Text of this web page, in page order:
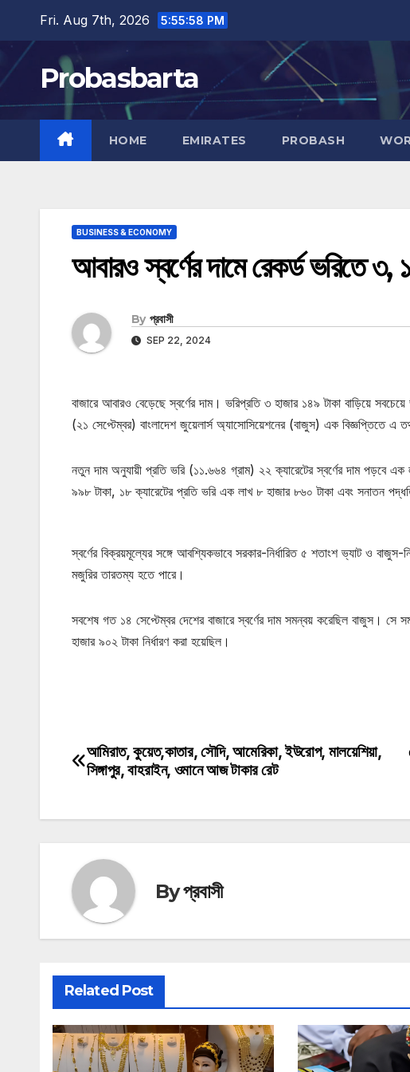
content
Fri. Aug 7th, 2026 5:55:59 PM
Probasbarta
HOME EMIRATES PROBASH
BUSINESS & ECONOMY
আবারও স্বর্ণের দামে রেকর্ড ভরিতে ‌৩,
By প্রবাসী
SEP 22, 2024
বাজারে আবারও বেড়েছে স্বর্ণের দাম। ভরিপ্রতি ৩ হাজার ১৪৯ টাকা বাড়িয়ে
(২১ সেপ্টেম্বর) বাংলাদেশ জুয়েলার্স অ্যাসোসিয়েশনের (বাজুস) এক বিজ্ঞপ্তিতে এ
নতুন দাম অনুযায়ী প্রতি ভরি (১১.৬৬৪ গ্রাম) ২২ ক্যারেটের স্বর্ণের দাম পড়বে
৯৯৮ টাকা, ১৮ ক্যারেটের প্রতি ভরি এক লাখ ৮ হাজার ৮৬০ টাকা এবং সনাতন
স্বর্ণের বিক্রয়মূল্যের সঙ্গে আবশ্যিকভাবে সরকার-নির্ধারিত ৫ শতাংশ ভ্যাট ও
মজুরির তারতম্য হতে পারে।
সবশেষ গত ১৪ সেপ্টেম্বর দেশের বাজারে স্বর্ণের দাম সমন্বয় করেছিল বাজুস। সে
হাজার ৯০২ টাকা নির্ধারণ করা হয়েছিল।
Post
আমিরাত, কুয়েত,কাতার, সৌদি, আমেরিকা, ইউরোপ, মালয়েশিয়া,
সিঙ্গাপুর, বাহরাইন, ওমানে আজ টাকার রেট
Byপ্রবাসী
Related Post